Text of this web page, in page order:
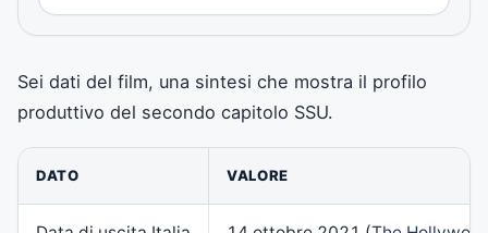
Sei dati del film, una sintesi che mostra il profilo
produttivo del secondo capitolo SSU.
DATO VALORE